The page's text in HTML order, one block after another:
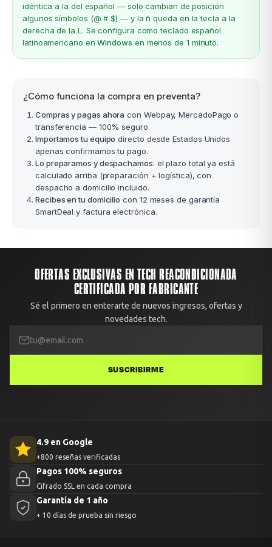
idéntica a la del español — solo cambian de posición
algunos símbolos (@ # $) — y lañ queda en la tecla a la
derecha de la L. Se configura como teclado español
latinoamericano enWindows en menos de 1 minuto.
¿Cómo funciona la compra en preventa?
Compras y pagas ahora con Webpay, MercadoPago o
transferencia — 100% seguro.
Importamos tu equipo directo desde Estados Unidos
apenas confirmamos tu pago.
Lo preparamos y despachamos: el plazo total ya está
calculado arriba (preparación + logística), con
despacho a domicilio incluido.
Recibes en tu domicilio con 12 meses de garantía
SmartDeal y factura electrónica.
OFERTAS EXCLUSIVAS EN TECH REACONDICIONADA
CERTIFICADA POR FABRICANTE
Sé el primero en enterarte de nuevos ingresos, ofertas y
novedades tech.
SUSCRIBIRME
4.9 en Google
+800 reseñas verificadas
Pagos 100% seguros
Cifrado SSL en cada compra
Garantía de 1 año
+ 10 días de prueba sin riesgo